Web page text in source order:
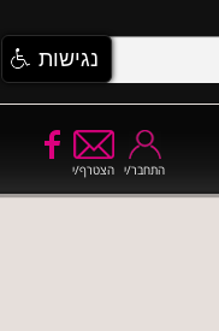
הצטרף/י התחבר/י
נגישות